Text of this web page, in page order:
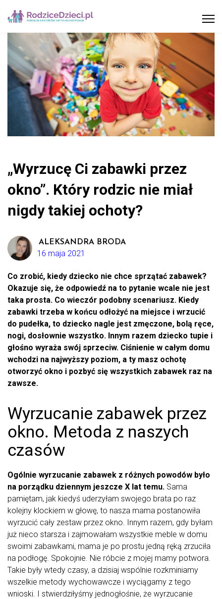
„Wyrzucę Ci zabawki przez
okno”. Który rodzic nie miał
nigdy takiej ochoty?
ALEKSANDRA BRODA
16 maja 2021
Co zrobić, kiedy dziecko nie chce sprzątać zabawek?
Okazuje się, że odpowiedź na to pytanie wcale nie jest
taka prosta. Co wieczór podobny scenariusz. Kiedy
zabawki trzeba w końcu odłożyć na miejsce i wrzucić
do pudełka, to dziecko nagle jest zmęczone, bolą ręce,
nogi, dosłownie wszystko. Innym razem dziecko tupie i
głośno wyraża swój sprzeciw. Ciśnienie w całym domu
wchodzi na najwyższy poziom, a ty masz ochotę
otworzyć okno i pozbyć się wszystkich zabawek raz na
zawsze.
Wyrzucanie zabawek przez
okno. Metoda z naszych
czasów
Ogólnie wyrzucanie zabawek z różnych powodów było
na porządku dziennym jeszcze X lat temu. Sama
pamiętam, jak kiedyś uderzyłam swojego brata po raz
kolejny klockiem w głowę, to nasza mama postanowiła
wyrzucić cały zestaw przez okno. Innym razem, gdy byłam
już nieco starsza i zajmowałam wszystkie meble w domu
swoimi zabawkami, mama je po prostu jedną ręką zrzuciła
na podłogę. Spokojnie. Nie róbcie z mojej mamy potwora.
Takie były wtedy czasy, a dzisiaj wspólnie rozkminiamy
wszelkie metody wychowawcze i wyciągamy z tego
wnioski. I stwierdziłyśmy jednogłośnie, że wyrzucanie